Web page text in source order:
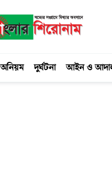
অনিয়ম দুর্ঘটনা আইন ও